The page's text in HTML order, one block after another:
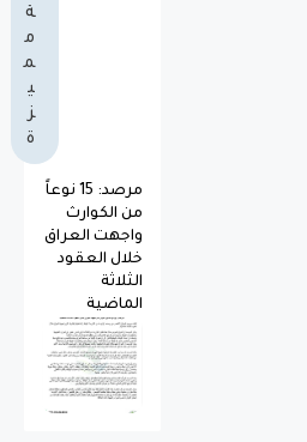
ة
م
م
ي
ز
ة
مرصد: 15 نوعاً
من الكوارث
واجهت العراق
خلال العقود
الثلاثة
الماضية